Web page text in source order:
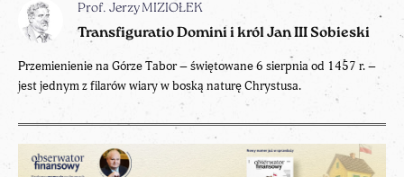
Prof. Jerzy MIZIOŁEK
Transfiguratio Domini i król Jan III Sobieski
Przemienienie na Górze Tabor – świętowane 6 sierpnia od 1457 r. –
jest jednym z filarów wiary w boską naturę Chrystusa.